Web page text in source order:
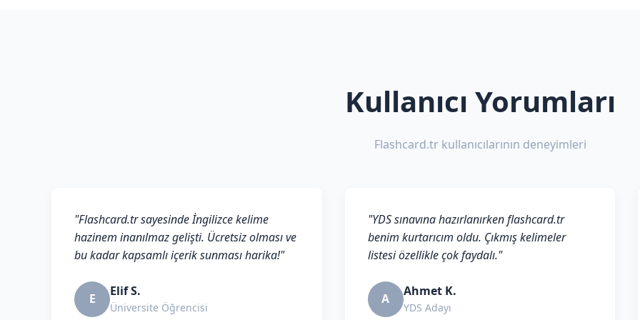
Kullanıcı Yorumları
Flashcard.tr kullanıcılarının deneyimleri
"Flashcard.tr sayesinde İngilizce kelime
hazinem inanılmaz gelişti. Ücretsiz olması ve
bu kadar kapsamlı içerik sunması harika!"
E Elif S.
Üniversite Öğrencisi
"YDS sınavına hazırlanırken flashcard.tr
benim kurtarıcım oldu. Çıkmış kelimeler
listesi özellikle çok faydalı."
A Ahmet K.
YDS Adayı